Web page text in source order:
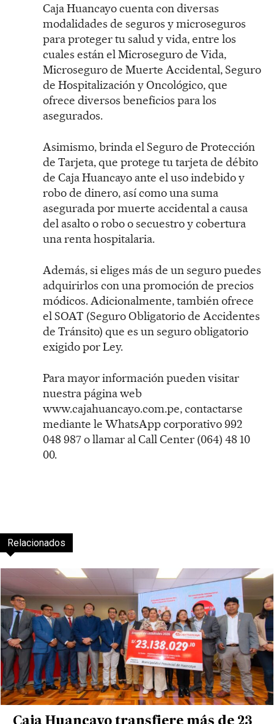
Caja Huancayo cuenta con diversas
modalidades de seguros y microseguros
para proteger tu salud y vida, entre los
cuales están el Microseguro de Vida,
Microseguro de Muerte Accidental, Seguro
de Hospitalización y Oncológico, que
ofrece diversos beneficios para los
asegurados.
Asimismo, brinda el Seguro de Protección
de Tarjeta, que protege tu tarjeta de débito
de Caja Huancayo ante el uso indebido y
robo de dinero, así como una suma
asegurada por muerte accidental a causa
del asalto o robo o secuestro y cobertura
una renta hospitalaria.
Además, si eliges más de un seguro puedes
adquirirlos con una promoción de precios
módicos. Adicionalmente, también ofrece
el SOAT (Seguro Obligatorio de Accidentes
de Tránsito) que es un seguro obligatorio
exigido por Ley.
Para mayor información pueden visitar
nuestra página web
www.cajahuancayo.com.pe, contactarse
mediante le WhatsApp corporativo 992
048 987 o llamar al Call Center (064) 48 10
00.
Relacionados